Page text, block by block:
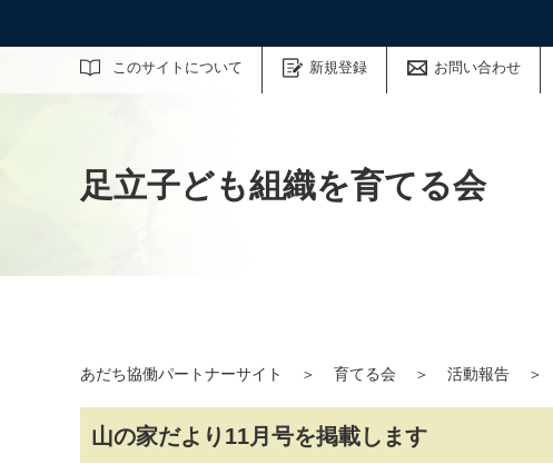
このサイトについて 新規登録 お問い合わせ
サイト内検索
足立子ども組織を育てる会
あだち協働パートナーサイト ＞ 育てる会 ＞ 活動報告 ＞
山の家だより11月号を掲載します